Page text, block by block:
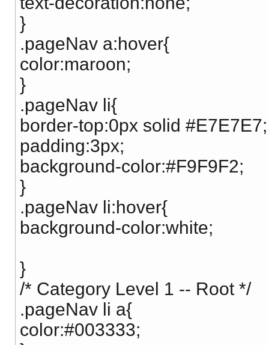
}
.pageNav a:hover{
color:maroon;
}
.pageNav li{
border-top:0px solid #E7E7E7;
padding:3px;
background-color:#F9F9F2;
}
.pageNav li:hover{
background-color:white;
}
/* Category Level 1 -- Root */
.pageNav li a{
color:#003333;